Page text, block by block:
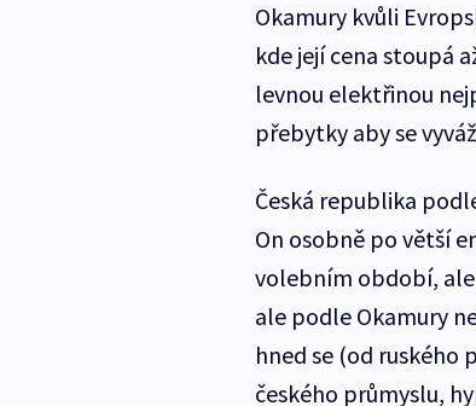
Okamury kvůli
kde její cena stoupá
levnou elektřinou
přebytky aby se
Česká republika
On osobně po větší
volebním období, ale
ale podle Okamury
hned se (od
českého průmyslu,